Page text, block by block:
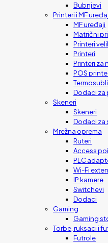
Bubnjevi
Printeri i MF
MF uređaji
Matrični
Printeri
Printeri
Printeri za
POS
Dodaci za
Skeneri
Skeneri
Dodaci za
Mrežna oprema
Ruteri
Access
PLC
Wi-Fi
IP kamere
Switchevi
Dodaci
Gaming
Gaming
Torbe, ruksaci i
Futrole